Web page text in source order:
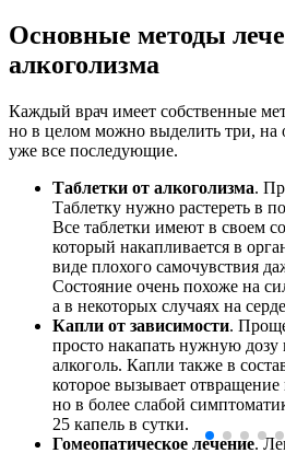
Основные методы
алкоголизма
Каждый врач имеет собственные
но в целом можно выделить три, на
уже все последующие.
Таблетки от алкоголизма.
Таблетку нужно растереть в
Все таблетки имеют в своем
который накапливается в
виде плохого самочувствия
Состояние очень похоже на
а в некоторых случаях на
Капли от зависимости.
просто накапать нужную
алкоголь. Капли также в
которое вызывает
но в более слабой
25 капель в сутки.
Гомеопатическое лечение.